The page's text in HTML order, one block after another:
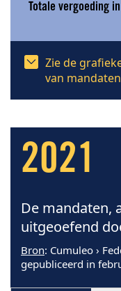
Totale vergoeding
Zie de
van
2021
De mandaten,
uitgeoefend
Bron: Cumuleo ›
gepubliceerd in